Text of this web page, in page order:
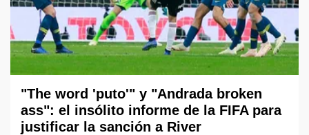
"The word 'puto'" y "Andrada broken
ass": el insólito informe de la FIFA para
justificar la sanción a River